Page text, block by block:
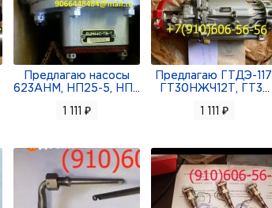
Предлагаю насосы
623АНМ, НП25-5, НП
1 111 ₽
Предлагаю ГТДЭ-117,
ГТ30НЖЧ12Т, ГТ3
1 111 ₽